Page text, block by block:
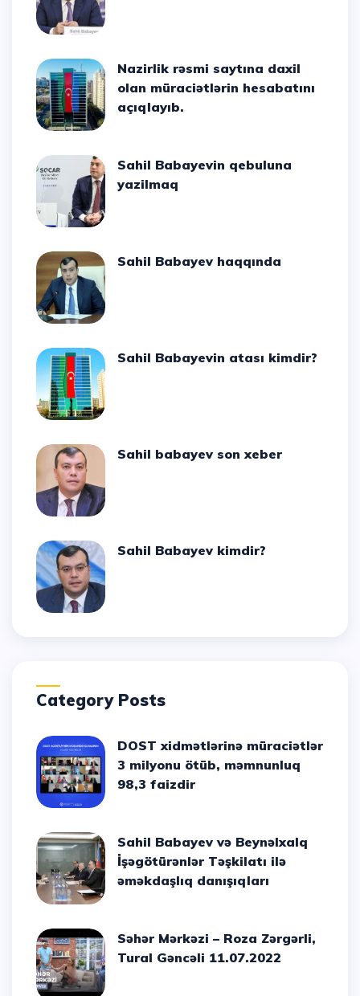
Nazirlik rəsmi saytına daxil
olan müraciətlərin hesabatını
açıqlayıb.
Sahil Babayevin qebuluna
yazilmaq
Sahil Babayev haqqında
Sahil Babayevin atası kimdir?
Sahil babayev son xeber
Sahil Babayev kimdir?
Category Posts
DOST xidmətlərinə müraciətlər
3 milyonu ötüb, məmnunluq
98,3 faizdir
Sahil Babayev və Beynəlxalq
İşəgötürənlər Təşkilatı ilə
əməkdaşlıq danışıqları
Səhər Mərkəzi – Roza Zərgərli,
Tural Gəncəli 11.07.2022